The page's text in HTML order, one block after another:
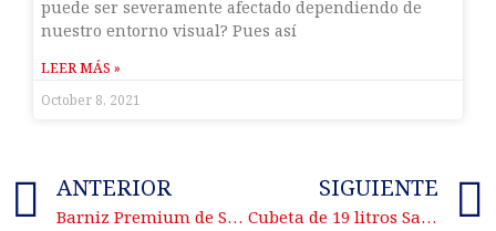
puede ser severamente afectado dependiendo de
nuestro entorno visual? Pues así
LEER MÁS »
October 8, 2021
ANTERIOR
Barniz Premium de Secado Rápido a solo $49 pesos
SIGUIENTE
Cubeta de 19 litros Satinada a solo $1249 ó Semi-gloss a solo $1295